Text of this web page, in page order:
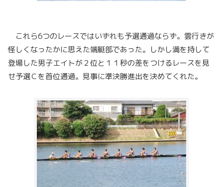
これら6つのレースではいずれも予選通過ならず。雲行きが
怪しくなったかに思えた端艇部であった。しかし満を持して
登場した男子エイトが２位と１１秒の差をつけるレースを見
せ予選Ｃを首位通過。見事に準決勝進出を決めてくれた。